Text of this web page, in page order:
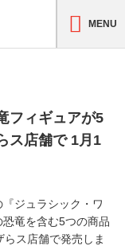
MENU
フィギュアが5
ス店舗で 1月1
ジュラシック・ワ
竜を含む5つの商品
ス店舗で発売しま